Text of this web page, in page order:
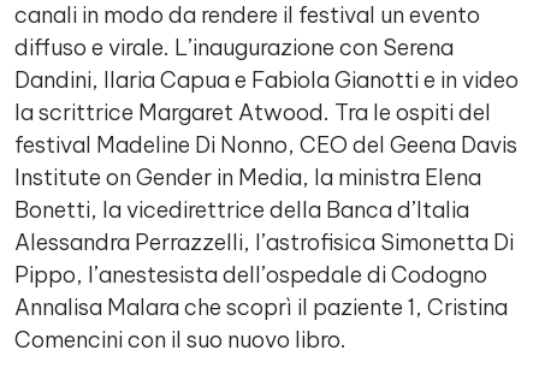
canali in modo da rendere il festival un evento
diffuso e virale. L’inaugurazione con Serena
Dandini, Ilaria Capua e Fabiola Gianotti e in video
la scrittrice Margaret Atwood. Tra le ospiti del
festival Madeline Di Nonno, CEO del Geena Davis
Institute on Gender in Media, la ministra Elena
Bonetti, la vicedirettrice della Banca d’Italia
Alessandra Perrazzelli, l’astrofisica Simonetta Di
Pippo, l’anestesista dell’ospedale di Codogno
Annalisa Malara che scoprì il paziente 1, Cristina
Comencini con il suo nuovo libro.